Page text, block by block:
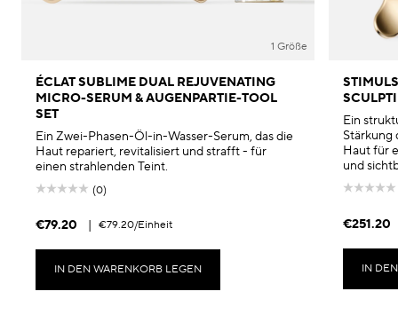
1 Größe
ÉCLAT SUBLIME DUAL REJUVENATING
MICRO-SERUM & AUGENPARTIE-TOOL
SET
Ein Zwei-Phasen-Öl-in-Wasser-Serum, das die
Haut repariert, revitalisiert und strafft - für
einen strahlenden Teint.
(0)
€79.20 | €79.20/Einheit
IN DEN WARENKORB LEGEN
Ein
Stärkung
Haut für
und
€251.20
IN